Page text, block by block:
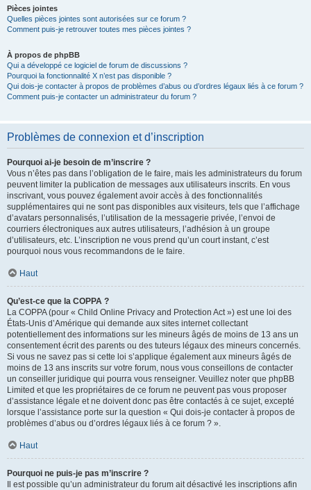
Pièces jointes
Quelles pièces jointes sont autorisées sur ce forum ?
Comment puis-je retrouver toutes mes pièces jointes ?
À propos de phpBB
Qui a développé ce logiciel de forum de discussions ?
Pourquoi la fonctionnalité X n’est pas disponible ?
Qui dois-je contacter à propos de problèmes d’abus ou d’ordres légaux liés à ce forum ?
Comment puis-je contacter un administrateur du forum ?
Problèmes de connexion et d’inscription
Pourquoi ai-je besoin de m’inscrire ?
Vous n’êtes pas dans l’obligation de le faire, mais les administrateurs du forum
peuvent limiter la publication de messages aux utilisateurs inscrits. En vous
inscrivant, vous pouvez également avoir accès à des fonctionnalités
supplémentaires qui ne sont pas disponibles aux visiteurs, tels que l’affichage
d’avatars personnalisés, l’utilisation de la messagerie privée, l’envoi de
courriers électroniques aux autres utilisateurs, l’adhésion à un groupe
d’utilisateurs, etc. L’inscription ne vous prend qu’un court instant, c’est
pourquoi nous vous recommandons de le faire.
Haut
Qu’est-ce que la COPPA ?
La COPPA (pour « Child Online Privacy and Protection Act ») est une loi des
États-Unis d’Amérique qui demande aux sites internet collectant
potentiellement des informations sur les mineurs âgés de moins de 13 ans un
consentement écrit des parents ou des tuteurs légaux des mineurs concernés.
Si vous ne savez pas si cette loi s’applique également aux mineurs âgés de
moins de 13 ans inscrits sur votre forum, nous vous conseillons de contacter
un conseiller juridique qui pourra vous renseigner. Veuillez noter que phpBB
Limited et que les propriétaires de ce forum ne peuvent pas vous proposer
d’assistance légale et ne doivent donc pas être contactés à ce sujet, excepté
lorsque l’assistance porte sur la question « Qui dois-je contacter à propos de
problèmes d’abus ou d’ordres légaux liés à ce forum ? ».
Haut
Pourquoi ne puis-je pas m’inscrire ?
Il est possible qu’un administrateur du forum ait désactivé les inscriptions afin